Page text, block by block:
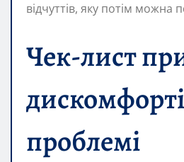
відчуттів, яку потім можна
Чек-лист
проблемі